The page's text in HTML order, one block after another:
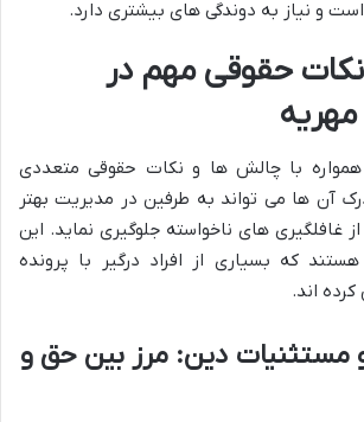
است و نیاز به دوندگی های بیشتری دارد.
حقوقی مهم در
همواره با چالش ها و نکات حقوقی متعددی
آن ها می تواند به طرفین در مدیریت بهتر
های ناخواسته جلوگیری نماید. این
که بسیاری از افراد درگیر با پرونده
اند.
مستثنیات دین: مرز بین حق و